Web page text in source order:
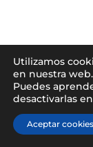
Utilizamos
en nuestra web.
Puedes
desactivarlas
Aceptar cookies